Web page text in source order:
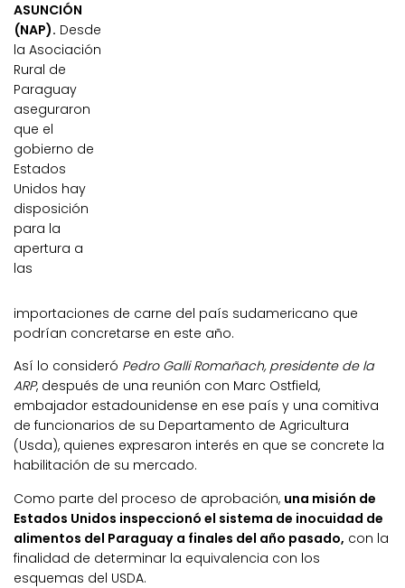
ASUNCIÓN
(NAP). Desde
la Asociación
Rural de
Paraguay
aseguraron
que el
gobierno de
Estados
Unidos hay
disposición
para la
apertura a
las
importaciones de carne del país sudamericano que
podrían concretarse en este año.
Así lo consideró Pedro Galli Romañach, presidente de la
ARP, después de una reunión con Marc Ostfield,
embajador estadounidense en ese país y una comitiva
de funcionarios de su Departamento de Agricultura
(Usda), quienes expresaron interés en que se concrete la
habilitación de su mercado.
Como parte del proceso de aprobación, una misión de
Estados Unidos inspeccionó el sistema de inocuidad de
alimentos del Paraguay a finales del año pasado, con la
finalidad de determinar la equivalencia con los
esquemas del USDA.